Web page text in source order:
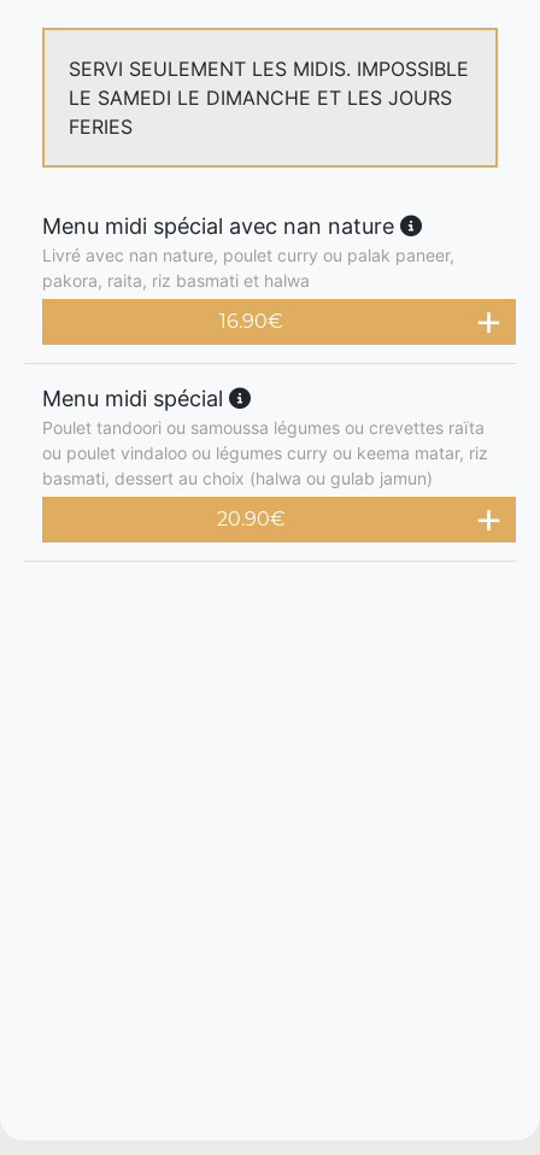
SERVI SEULEMENT LES MIDIS. IMPOSSIBLE
LE SAMEDI LE DIMANCHE ET LES JOURS
FERIES
Menu midi spécial avec nan nature
Livré avec nan nature, poulet curry ou palak paneer,
pakora, raita, riz basmati et halwa
16.90€
Menu midi spécial
Poulet tandoori ou samoussa légumes ou crevettes raïta
ou poulet vindaloo ou légumes curry ou keema matar, riz
basmati, dessert au choix (halwa ou gulab jamun)
20.90€